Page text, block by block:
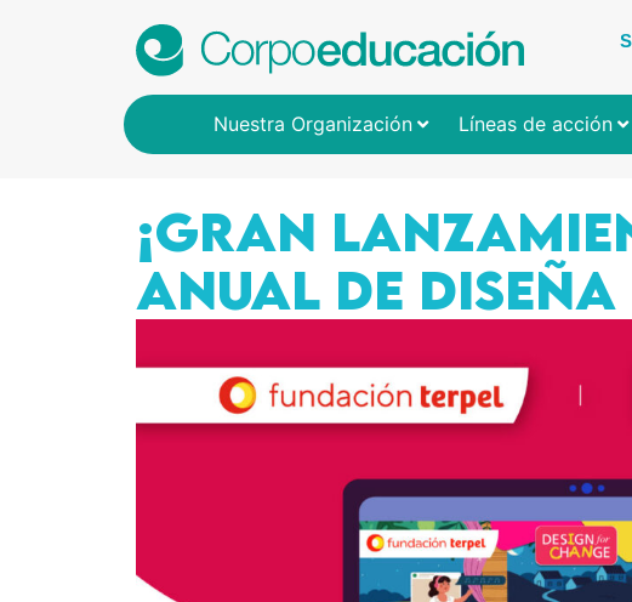
Nuestra Organización Líneas de acción
¡GRAN
ANUAL DE